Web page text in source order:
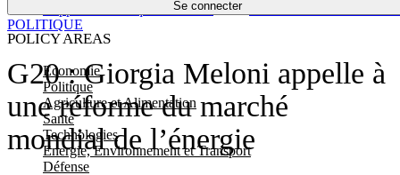
Se connecter
POLICY AREAS
Economie
Politique
Agriculture et Alimentation
Santé
Technologies
Energie, Environnement et Transport
Défense
Économie
G20 : Giorgia Meloni appelle à
une réforme du marché
mondial de l’énergie
POLITIQUE